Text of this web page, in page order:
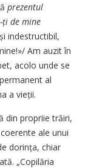
prezentul
ți de mine
indestructibil,
Am auzit în
acolo unde se
al
a vieții.
din propriie trăiri,
ale unui
dorința, chiar
„Copilăria